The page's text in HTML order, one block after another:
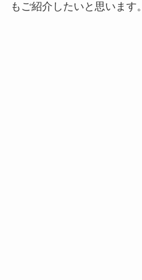
もご紹介したいと思います。